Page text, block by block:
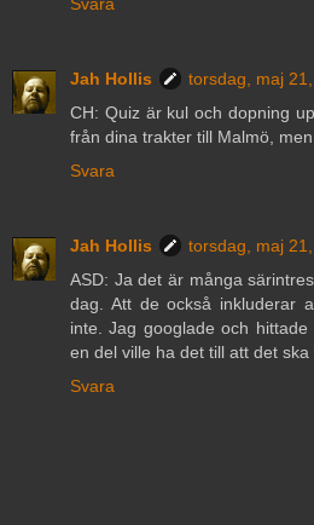
Jah Hollis
torsdag, maj
CH: Quiz är kul och dopning
från dina trakter till Malmö,
Svara
Jah Hollis
torsdag, maj
ASD: Ja det är många
dag. Att de också inkluderar
inte. Jag googlade och
en del ville ha det till att det
Svara